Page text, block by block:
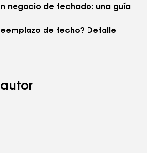
negocio de techado: una guía
de techo? Detalle